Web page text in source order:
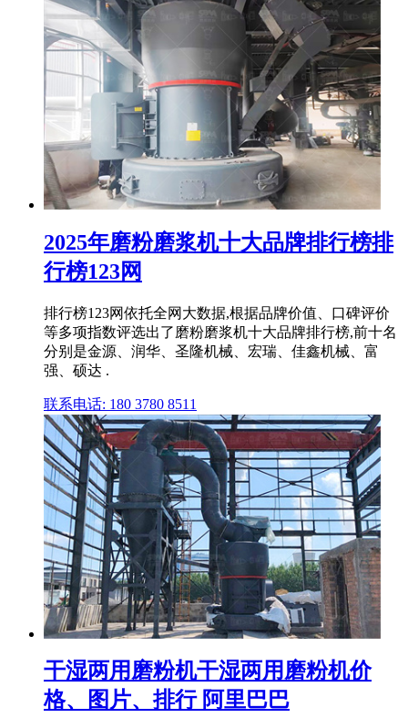
2025年磨粉磨浆机十大品牌排行榜排
行榜123网
排行榜123网依托全网大数据,根据品牌价值、口碑评价
等多项指数评选出了磨粉磨浆机十大品牌排行榜,前十名
分别是金源、润华、圣隆机械、宏瑞、佳鑫机械、富
强、硕达 .
联系电话: 180 3780 8511
干湿两用磨粉机干湿两用磨粉机价
格、图片、排行 阿里巴巴